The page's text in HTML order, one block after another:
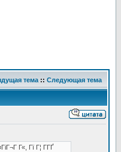
тема :: Следующая тема
Г«, Гї Г¦ Г­ГҐ